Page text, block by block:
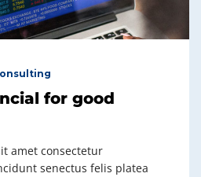
for good
amet consectetur
senectus felis platea